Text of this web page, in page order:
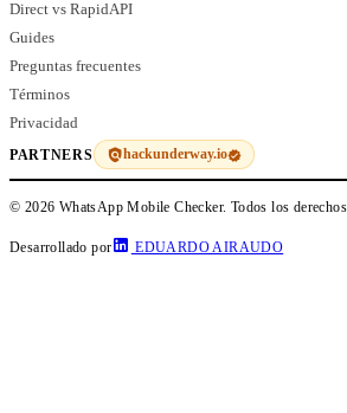
Direct vs RapidAPI
Guides
Preguntas frecuentes
Términos
Privacidad
PARTNERS hackunderway.io
© 2026 WhatsApp Mobile Checker. Todos los
Desarrollado por EDUARDO AIRAUDO